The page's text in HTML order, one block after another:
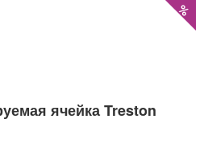
диагностические /
ESD
%
ячейка Treston